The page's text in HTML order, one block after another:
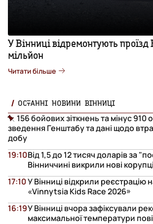
У Вінниці відремонтують проїзд
мільйон
Читати більше
ОСТАННІ НОВИНИ ВІННИЦІ
156 бойових зіткнень та мінус 910
зведення Генштабу та дані щодо
добу
Від 1,5 до 12 тисяч доларів за
Вінниччині викрили нові
19:10
У Вінниці відкрили реєстрацію
«Vinnytsia Kids Race 2026»
17:10
У Вінниці вчора зафіксували
максимальної температури
16:19